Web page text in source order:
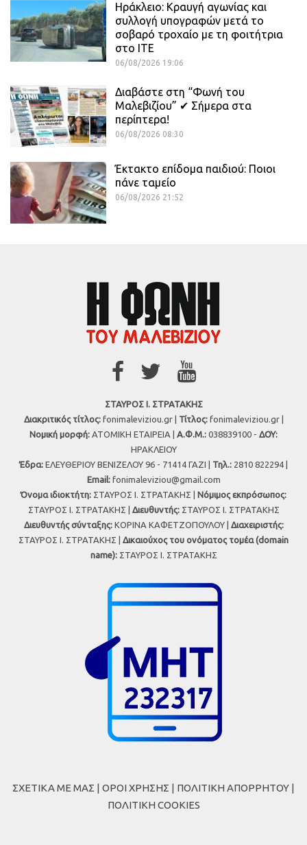
Ηράκλειο: Κραυγή αγωνίας και
συλλογή υπογραφών μετά το
σοβαρό τροχαίο με τη φοιτήτρια
στο ΙΤΕ
06/08/2026 19:06
Διαβάστε στη “Φωνή του
Μαλεβιζίου” ✔ Σήμερα στα
περίπτερα!
06/08/2026 08:30
Έκτακτο επίδομα παιδιού: Ποιοι
πάνε ταμείο
06/08/2026 21:52
ΣΤΑΥΡΟΣ Ι. ΣΤΡΑΤΑΚΗΣ
Διακριτικός τίτλος:fonimaleviziou.gr | Τίτλος:fonimaleviziou.gr |
Νομική μορφή: ΑΤΟΜΙΚΗ ΕΤΑΙΡΕΙΑ | Α.Φ.Μ.: 038839100 - ΔΟΥ:
ΗΡΑΚΛΕΙΟΥ
Έδρα: ΕΛΕΥΘΕΡΙΟΥ ΒΕΝΙΖΕΛΟΥ 96 - 71414 ΓΑΖΙ | Τηλ.: 2810 822294 |
Εmail: fonimaleviziou@gmail.com
Όνομα ιδιοκτήτη: ΣΤΑΥΡΟΣ Ι. ΣΤΡΑΤΑΚΗΣ | Νόμιμος εκπρόσωπος:
ΣΤΑΥΡΟΣ Ι. ΣΤΡΑΤΑΚΗΣ | Διευθυντής:ΣΤΑΥΡΟΣ Ι. ΣΤΡΑΤΑΚΗΣ
Διευθυντής σύνταξης:ΚΟΡΙΝΑ ΚΑΦΕΤΖΟΠΟΥΛΟΥ | Διαχειριστής:
ΣΤΑΥΡΟΣ Ι. ΣΤΡΑΤΑΚΗΣ | Δικαιούχος του ονόματος τομέα (domain
name):ΣΤΑΥΡΟΣ Ι. ΣΤΡΑΤΑΚΗΣ
ΣΧΕΤΙΚΑ ΜΕ ΜΑΣ ΟΡΟΙ ΧΡΗΣΗΣ ΠΟΛΙΤΙΚΗ ΑΠΟΡΡΗΤΟΥ
ΠΟΛΙΤΙΚΗ COOKIES